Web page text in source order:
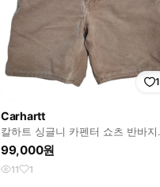
1
Carhartt
칼하트 싱글니 카펜터 쇼츠 반바지
B25 BRN Made in USA
99,000원
11 1